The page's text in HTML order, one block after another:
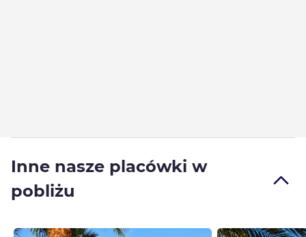
Inne nasze placówki w
pobliżu